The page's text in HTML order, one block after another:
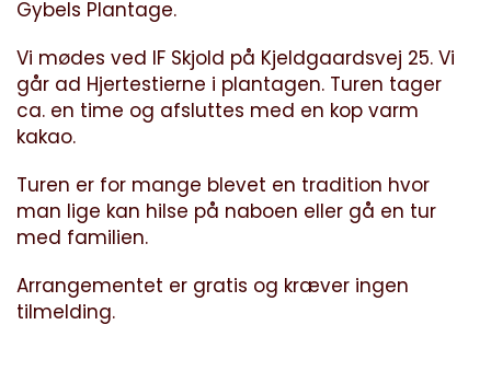
Gybels Plantage.
Vi mødes ved IF Skjold på Kjeldgaardsvej 25. Vi
går ad Hjertestierne i plantagen. Turen tager
ca. en time og afsluttes med en kop varm
kakao.
Turen er for mange blevet en tradition hvor
man lige kan hilse på naboen eller gå en tur
med familien.
Arrangementet er gratis og kræver ingen
tilmelding.